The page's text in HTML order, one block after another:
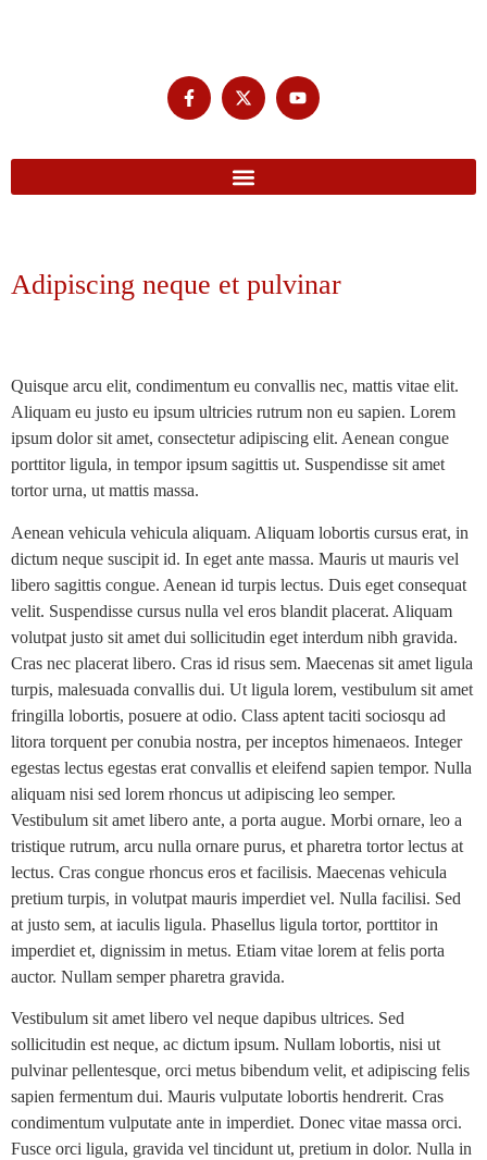
Adipiscing neque et pulvinar
Quisque arcu elit, condimentum eu convallis nec, mattis vitae elit.
Aliquam eu justo eu ipsum ultricies rutrum non eu sapien. Lorem
ipsum dolor sit amet, consectetur adipiscing elit. Aenean congue
porttitor ligula, in tempor ipsum sagittis ut. Suspendisse sit amet
tortor urna, ut mattis massa.
Aenean vehicula vehicula aliquam. Aliquam lobortis cursus erat, in
dictum neque suscipit id. In eget ante massa. Mauris ut mauris vel
libero sagittis congue. Aenean id turpis lectus. Duis eget consequat
velit. Suspendisse cursus nulla vel eros blandit placerat. Aliquam
volutpat justo sit amet dui sollicitudin eget interdum nibh gravida.
Cras nec placerat libero. Cras id risus sem. Maecenas sit amet ligula
turpis, malesuada convallis dui. Ut ligula lorem, vestibulum sit amet
fringilla lobortis, posuere at odio. Class aptent taciti sociosqu ad
litora torquent per conubia nostra, per inceptos himenaeos. Integer
egestas lectus egestas erat convallis et eleifend sapien tempor. Nulla
aliquam nisi sed lorem rhoncus ut adipiscing leo semper.
Vestibulum sit amet libero ante, a porta augue. Morbi ornare, leo a
tristique rutrum, arcu nulla ornare purus, et pharetra tortor lectus at
lectus. Cras congue rhoncus eros et facilisis. Maecenas vehicula
pretium turpis, in volutpat mauris imperdiet vel. Nulla facilisi. Sed
at justo sem, at iaculis ligula. Phasellus ligula tortor, porttitor in
imperdiet et, dignissim in metus. Etiam vitae lorem at felis porta
auctor. Nullam semper pharetra gravida.
Vestibulum sit amet libero vel neque dapibus ultrices. Sed
sollicitudin est neque, ac dictum ipsum. Nullam lobortis, nisi ut
pulvinar pellentesque, orci metus bibendum velit, et adipiscing felis
sapien fermentum dui. Mauris vulputate lobortis hendrerit. Cras
condimentum vulputate ante in imperdiet. Donec vitae massa orci.
Fusce orci ligula, gravida vel tincidunt ut, pretium in dolor. Nulla in